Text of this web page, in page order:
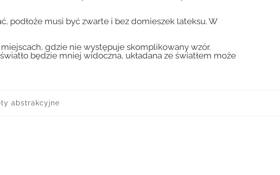
podłoże musi być zwarte i bez domieszek lateksu. W
gdzie nie występuje skomplikowany wzór.
będzie mniej widoczna, układana ze światłem może
abstrakcyjne